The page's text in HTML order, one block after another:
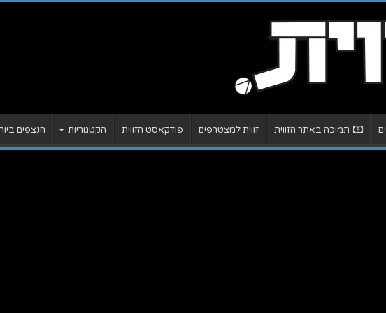
תמיכה באתר הזווית זווית למצטרפים פודקאסט הזווית הקטגוריות הנצפים